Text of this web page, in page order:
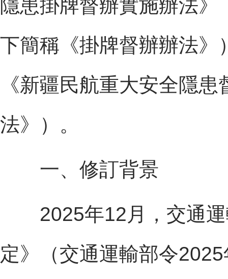
隱患掛牌督辦實施辦法
下簡稱《掛牌督辦辦法》
《新疆民航重大安全隱
法》）。
一、修訂背景
2025年12月，交通運
定》（交通運輸部令